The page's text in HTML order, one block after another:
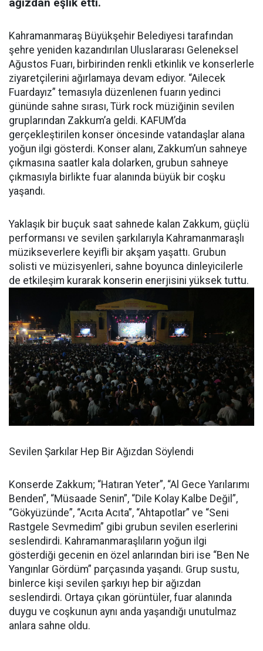
Kahramanmaraş Büyükşehir Belediyesi tarafından
şehre yeniden kazandırılan Uluslararası Geleneksel
Ağustos Fuarı, birbirinden renkli etkinlik ve konserlerle
ziyaretçilerini ağırlamaya devam ediyor. “Ailecek
Fuardayız” temasıyla düzenlenen fuarın yedinci
gününde sahne sırası, Türk rock müziğinin sevilen
gruplarından Zakkum’a geldi. KAFUM’da
gerçekleştirilen konser öncesinde vatandaşlar alana
yoğun ilgi gösterdi. Konser alanı, Zakkum’un sahneye
çıkmasına saatler kala dolarken, grubun sahneye
çıkmasıyla birlikte fuar alanında büyük bir coşku
yaşandı.
Yaklaşık bir buçuk saat sahnede kalan Zakkum, güçlü
performansı ve sevilen şarkılarıyla Kahramanmaraşlı
müzikseverlere keyifli bir akşam yaşattı. Grubun
solisti ve müzisyenleri, sahne boyunca dinleyicilerle
de etkileşim kurarak konserin enerjisini yüksek tuttu.
Sevilen Şarkılar Hep Bir Ağızdan Söylendi
Konserde Zakkum; “Hatıran Yeter”, “Al Gece Yarılarımı
Benden”, “Müsaade Senin”, “Dile Kolay Kalbe Değil”,
“Gökyüzünde”, “Acıta Acıta”, “Ahtapotlar” ve “Seni
Rastgele Sevmedim” gibi grubun sevilen eserlerini
seslendirdi. Kahramanmaraşlıların yoğun ilgi
gösterdiği gecenin en özel anlarından biri ise “Ben Ne
Yangınlar Gördüm” parçasında yaşandı. Grup sustu,
binlerce kişi sevilen şarkıyı hep bir ağızdan
seslendirdi. Ortaya çıkan görüntüler, fuar alanında
duygu ve coşkunun aynı anda yaşandığı unutulmaz
anlara sahne oldu.